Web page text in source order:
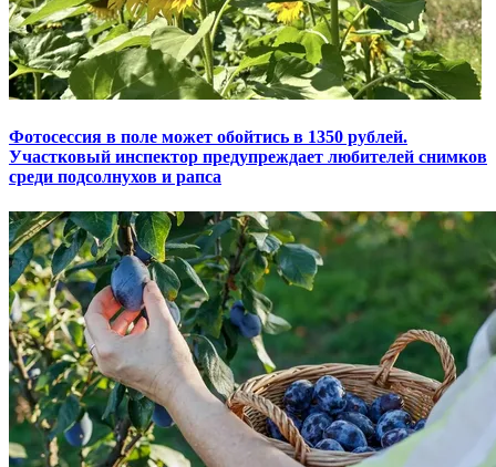
Фотосессия в поле может обойтись в 1350 рублей.
Участковый инспектор предупреждает любителей снимков
среди подсолнухов и рапса